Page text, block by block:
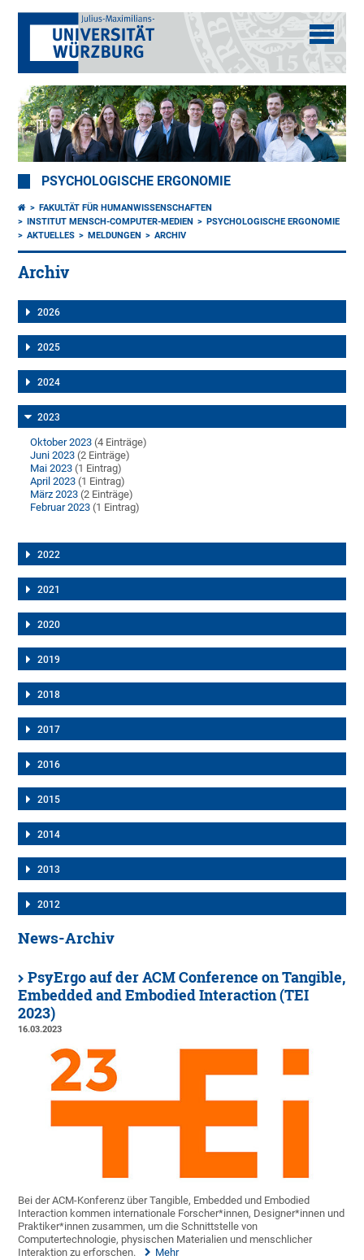
PSYCHOLOGISCHE ERGONOMIE
FAKULTÄT FÜR HUMANWISSENSCHAFTEN
INSTITUT MENSCH-COMPUTER-MEDIEN
PSYCHOLOGISCHE ERGONOMIE
AKTUELLES
MELDUNGEN ARCHIV
Archiv
2026
2025
2024
2023
Oktober 2023 (4 Einträge)
Juni 2023 (2 Einträge)
Mai 2023 (1 Eintrag)
April 2023 (1 Eintrag)
März 2023 (2 Einträge)
Februar 2023 (1 Eintrag)
2022
2021
2020
2019
2018
2017
2016
2015
2014
2013
2012
News-Archiv
PsyErgo auf der ACM Conference on Tangible,
Embedded and Embodied Interaction (TEI
2023)
16.03.2023
Bei der ACM-Konferenz über Tangible, Embedded und Embodied
Interaction kommen internationale Forscher*innen, Designer*innen und
Praktiker*innen zusammen, um die Schnittstelle von
Computertechnologie, physischen Materialien und menschlicher
Interaktion zu erforschen.
Mehr